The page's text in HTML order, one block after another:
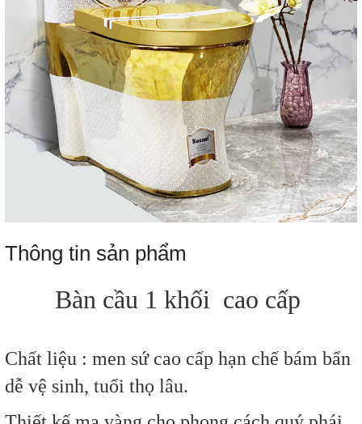
Thông tin sản phẩm
Bàn cầu 1 khối cao cấp
Chất liệu : men sứ cao cấp hạn chế bám bẩn
dễ vệ sinh, tuổi thọ lâu.